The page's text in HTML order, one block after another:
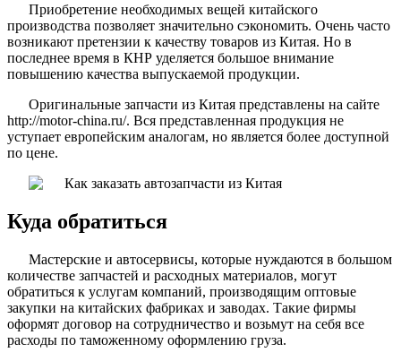
Приобретение необходимых вещей китайского
производства позволяет значительно сэкономить. Очень часто
возникают претензии к качеству товаров из Китая. Но в
последнее время в КНР уделяется большое внимание
повышению качества выпускаемой продукции.
Оригинальные запчасти из Китая представлены на сайте
http://motor-china.ru/. Вся представленная продукция не
уступает европейским аналогам, но является более доступной
по цене.
Куда обратиться
Мастерские и автосервисы, которые нуждаются в большом
количестве запчастей и расходных материалов, могут
обратиться к услугам компаний, производящим оптовые
закупки на китайских фабриках и заводах. Такие фирмы
оформят договор на сотрудничество и возьмут на себя все
расходы по таможенному оформлению груза.